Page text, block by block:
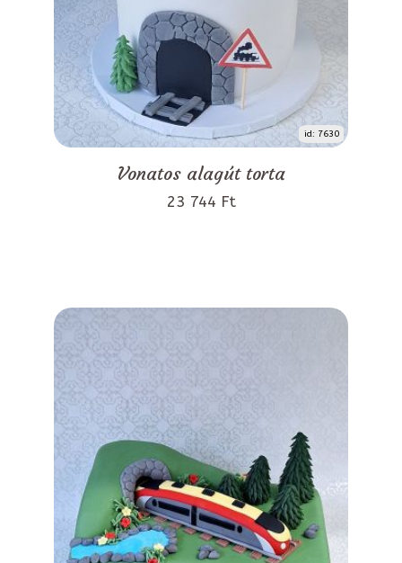
id: 7630
Vonatos alagút torta
23 744 Ft